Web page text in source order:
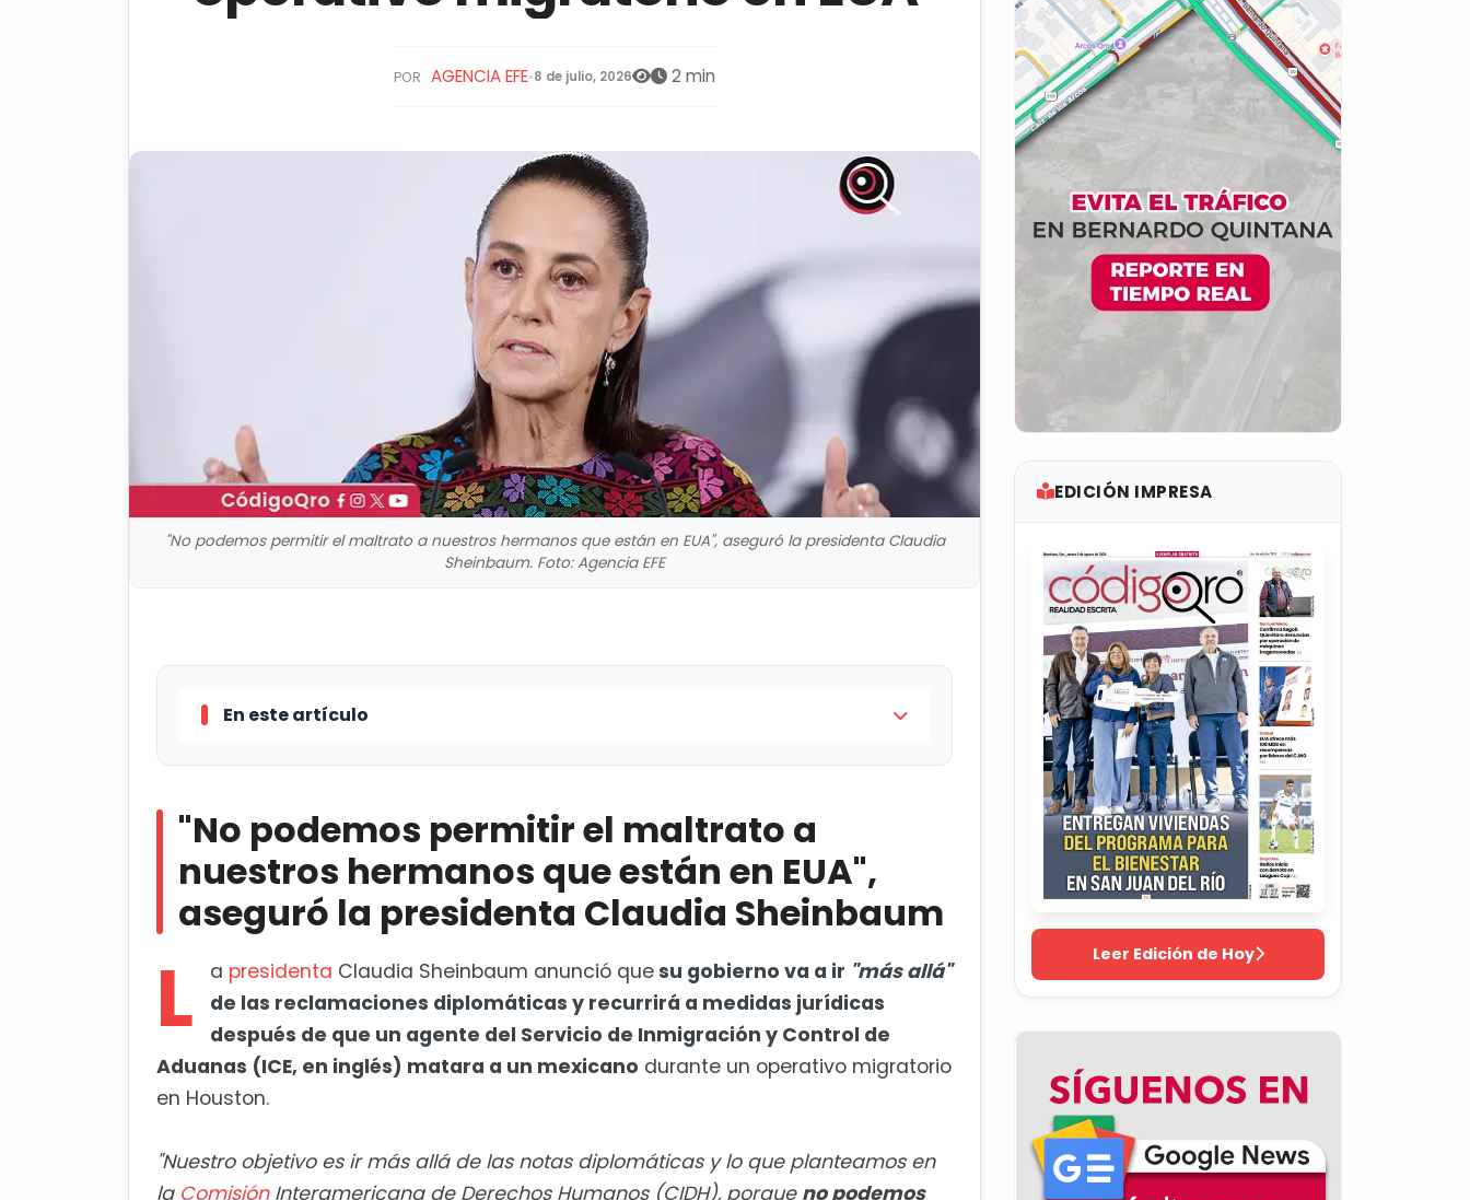
POR AGENCIA EFE•8 de julio, 2026 2 min
"No podemos permitir el maltrato a nuestros hermanos que están en EUA", aseguró la presidenta Claudia
Sheinbaum. Foto: Agencia EFE
En este artículo
Parlamento Europeo aprueba el Acuerdo Global Modernizado entre México y UE
"No podemos permitir el maltrato a
nuestros hermanos que están en EUA",
aseguró la presidenta Claudia Sheinbaum
L a presidenta Claudia Sheinbaum anunció quesu gobierno va a ir "más allá"
de las reclamaciones diplomáticas y recurrirá a medidas jurídicas
después de que un agente del Servicio de Inmigración y Control de
Aduanas (ICE, en inglés) matara a un mexicano durante un operativo migratorio
en Houston.
"Nuestro objetivo es ir más allá de las notas diplomáticas y lo que planteamos en
la ComisiónInteramericana de Derechos Humanos (CIDH), porque no podemos
EDICIÓN IMPRESA
Leer Edición de Hoy